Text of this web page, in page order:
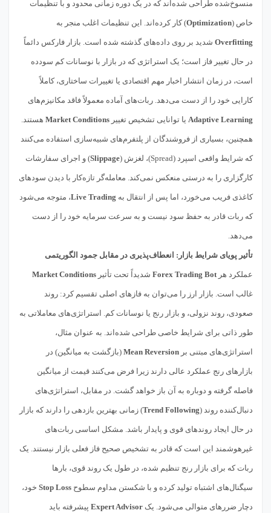
منسوخ‌شده طراحی شده‌اند که در یک دوره زمانی محدود و با تنظیمات
خاص (Optimization) کار کرده‌اند. این تنظیمات اغلب منجر به
Overfitting شدید بر روی داده‌های گذشته شده است. بازار فارکس دائماً
در حال تغییر فاز است؛ یک استراتژی که در بازار با نوسانات کم سودده
است، در زمان انتشار اخبار مهم اقتصادی یا تغییرات ساختاری، کاملاً
کارایی خود را از دست می‌دهد. ربات‌های آماده معمولاً فاقد مکانیزم‌های
Adaptive Learning یا توانایی تشخیص تغییر Market Conditions هستند.
همچنین، بسیاری از فروشندگان از پلتفرم‌های شبیه‌سازی استفاده می‌کنند
که شرایط واقعی اسپرد (Spread)، لغزش ( Slippage) و اجرای سفارشات
کارگزاری را به درستی منعکس نمی‌کند. معامله‌گر تازه‌کار با دیدن سودهای
کاغذی فریب می‌خورد، اما پس از انتقال به Live Trading، متوجه می‌شود
که ربات قادر به حفظ سود نیست و به سرعت سرمایه خود را از دست
می‌دهد.
تأثیر پویای شرایط بازار: انعطاف‌پذیری در مقابل جمود الگوریتمی
عملکرد هرForex Trading Bot شدیداً تحت تأثیر Market Conditions
غالب است. بازار ارز را می‌توان به فازهای اصلی تقسیم کرد: روند
صعودی، روند نزولی، و بازار رنج یا نوسانات کم. استراتژی‌های معاملاتی به
طور ذاتی برای شرایط خاصی طراحی شده‌اند. به عنوان مثال،
استراتژی‌های مبتنی بر Mean Reversion (بازگشت به میانگین) در
بازارهای رنج عملکرد عالی دارند زیرا فرض می‌کنند قیمت از میانگین
فاصله گرفته و دوباره به آن باز خواهد گشت. در مقابل، استراتژی‌های
دنبال‌کننده روند (Trend Following) زمانی بهترین بازدهی را دارند که بازار
در حال ایجاد روندهای قوی و پایدار باشد. مشکل اساسی ربات‌های
غیرهوشمند این است که قادر به تشخیص صحیح فاز فعلی بازار نیستند. یک
ربات که برای بازار رنج تنظیم شده، در طول یک روند قوی، بارها
سیگنال‌های اشتباه تولید کرده و با شکستن مداوم سطوح Stop Loss خود،
دچار ضررهای متوالی می‌شود. یک Expert Advisor پیشرفته باید